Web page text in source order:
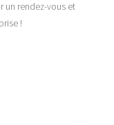
un rendez-vous et
!